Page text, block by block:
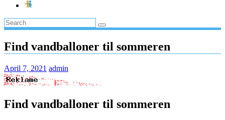
Find vandballoner til sommeren
April 7, 2021 admin
Find vandballoner til sommeren